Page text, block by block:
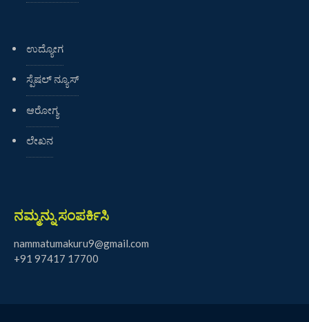
ಉದ್ಯೋಗ
ಸ್ಪೆಷಲ್ ನ್ಯೂಸ್
ಆರೋಗ್ಯ
ಲೇಖನ
ನಮ್ಮನ್ನು ಸಂಪರ್ಕಿಸಿ
nammatumakuru9@gmail.com
+91 97417 17700